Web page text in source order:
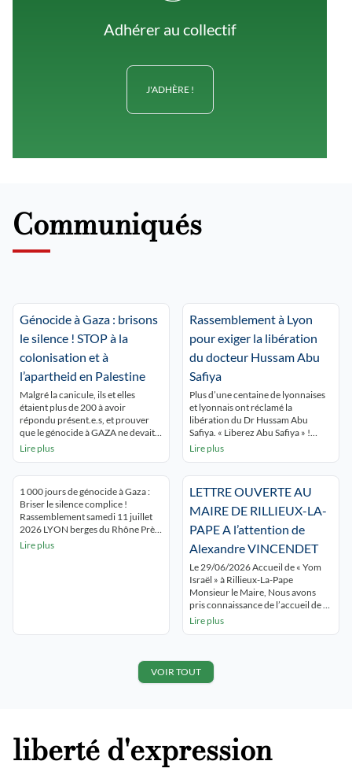
Adhérer au collectif
J'ADHÈRE !
Communiqués
Génocide à Gaza : brisons
le silence ! STOP à la
colonisation et à
l’apartheid en Palestine
Malgré la canicule, ils et elles
étaient plus de 200 à avoir
répondu présent.e.s, et prouver
que le génocide à GAZA ne devait
pas être oublié ! Ils et elles
voulaient aussi dénoncer de
Enfin, ils se sont montré solidaires
des militants réprimés pour leur
soutien au peuple […]
Lire plus
Rassemblement à Lyon
pour exiger la libération
du docteur Hussam Abu
Safiya
Plus d’une centaine de lyonnaises
et lyonnais ont réclamé la
libération du Dr Hussam Abu
Safiya. « Liberez Abu Safiya » !
« Gaza Gaza Lyon est avec toi » ! Le
rassemblement s’est tenu devant
d’honneur. Les intervenants, dont
une soignante ont réclamé […]
Lire plus
1 000 jours de génocide à Gaza :
Briser le silence complice !
Rassemblement samedi 11 juillet
2026 LYON berges du Rhône Près
de 500 lyonnais.es ont tenu à
briser le silence qui entoure le
Lire plus
LETTRE OUVERTE AU
MAIRE DE RILLIEUX-LA-
PAPE A l’attention de
Alexandre VINCENDET
Le 29/06/2026 Accueil de « Yom
Israël » à Rillieux-La-Pape
Monsieur le Maire, Nous avons
pris connaissance de l’accueil de «
Yom Israël » initialement prévue le
28 juin dernier à Rillieux la Pape,
canicule, cet événement, faisant la
promotion d’Israël, a […]
Lire plus
VOIR TOUT
liberté d'expression